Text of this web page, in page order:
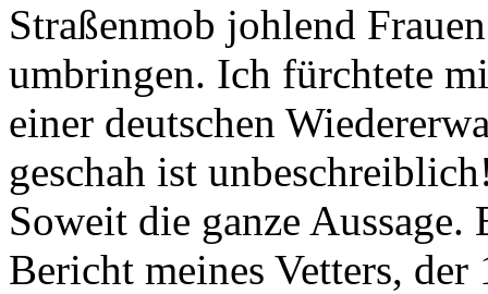
Straßenmob johlend
umbringen. Ich fürchtete
einer deutschen
geschah ist
Soweit die ganze Aussage.
Bericht meines Vetters,